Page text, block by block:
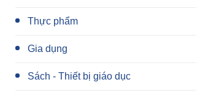
Thực phẩm
Gia dụng
Sách - Thiết bị giáo dục